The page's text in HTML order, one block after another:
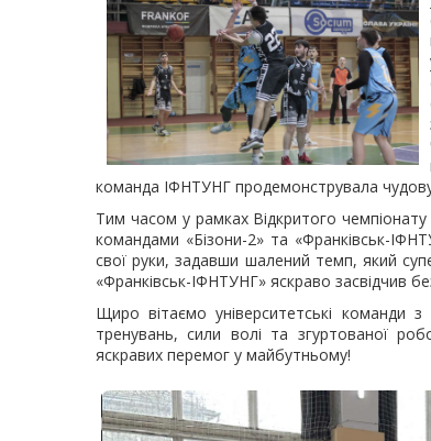
команда ІФНТУНГ продемонструвала
Тим часом у рамках Відкритого
командами «Бізони-2» та «Франківськ-
свої руки, задавши шалений темп, який
«Франківськ-ІФНТУНГ» яскраво засвідчив
Щиро вітаємо університетські команди
тренувань, сили волі та згуртованої
яскравих перемог у майбутньому!